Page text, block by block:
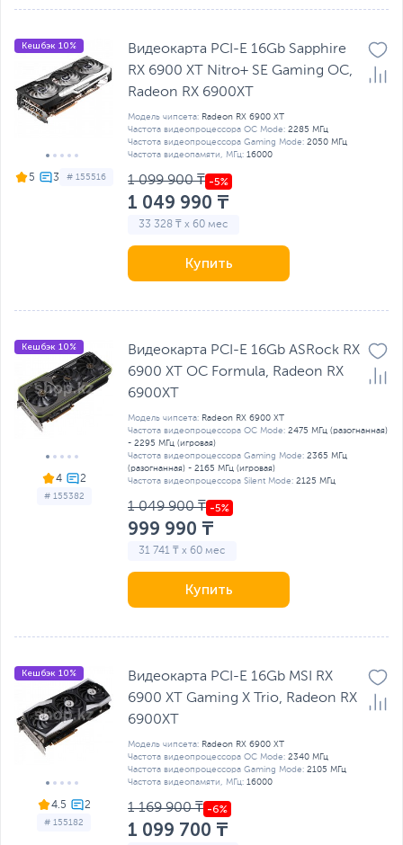
5 # 155516
Кешбэк 10%
Видеокарта PCI-E 16Gb Sapphire
RX 6900 XT Nitro+ SE Gaming OC,
Radeon RX 6900XT
Модель чипсета: Radeon RX 6900 XT
Частота видеопроцессора OC Mode: 2285 МГц
Частота видеопроцессора Gaming Mode: 2050 МГц
Частота видеопамяти, МГц: 16000
1 099 900 ₸
1 049 990 ₸
33 328 ₸ x 60 мес
Купить
4
# 155382
Кешбэк 10%
Видеокарта PCI-E 16Gb ASRock RX
6900 XT OC Formula, Radeon RX
6900XT
Модель чипсета: Radeon RX 6900 XT
Частота видеопроцессора OC Mode: 2475 МГц (разогнанная)
- 2295 МГц (игровая)
Частота видеопроцессора Gaming Mode: 2365 МГц
(разогнанная) - 2165 МГц (игровая)
Частота видеопроцессора Silent Mode: 2125 МГц
1 049 900 ₸
999 990 ₸
31 741 ₸ x 60 мес
Купить
4.5
# 155182
Кешбэк 10%
Видеокарта PCI-E 16Gb MSI RX
6900 XT Gaming X Trio, Radeon RX
6900XT
Модель чипсета: Radeon RX 6900 XT
Частота видеопроцессора OC Mode: 2340 МГц
Частота видеопроцессора Gaming Mode: 2105 МГц
Частота видеопамяти, МГц: 16000
1 169 900 ₸
1 099 700 ₸